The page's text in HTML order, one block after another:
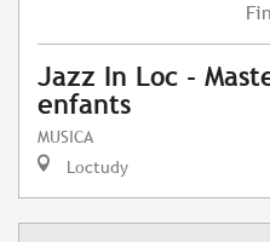
Jazz In Loc -
enfants
MUSICA
Loctudy